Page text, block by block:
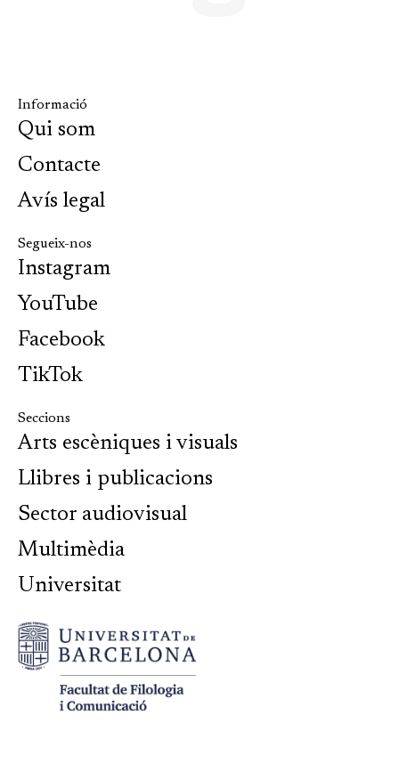
Informació
Qui som
Contacte
Avís legal
Segueix-nos
Instagram
YouTube
Facebook
TikTok
Seccions
Arts escèniques i visuals
Llibres i publicacions
Sector audiovisual
Multimèdia
Universitat